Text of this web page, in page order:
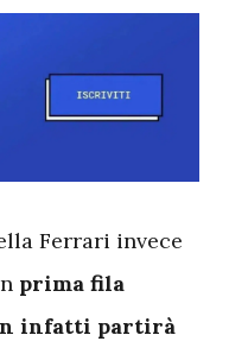
Ferrari invece
prima fila
infatti partirà